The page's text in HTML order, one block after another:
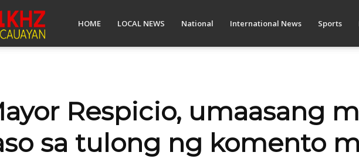
Bombo
Cauayan
HOME LOCAL NEWS National International News Sports
Respicio, umaasang
sa tulong ng komento